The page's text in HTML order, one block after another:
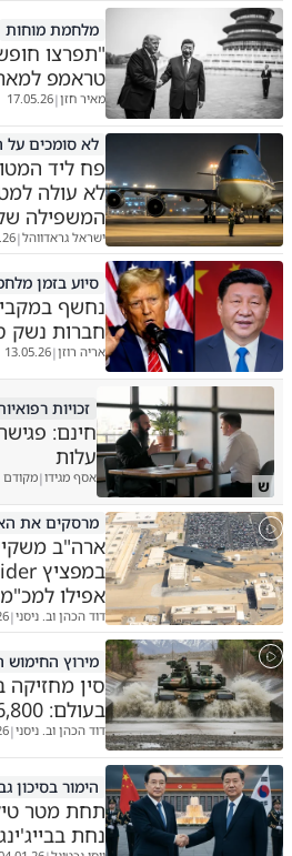
מלחמת מוחות
"תפרצו
טראמפ
מאיר חזן|
17.05.26
לא סומכים על
פח ליד
לא עולה
המשפילה
ישראל גראדווהל|
סיוע בזמן
נחשף
חברות נשק
אריה רוזן|
13.05.26
ש
זכויות
חינם:
עלות
אסף מגידו|מקודם
מרסקים את
אפילו
דוד הכהן וב. ניסני|
מירוץ החימוש
סין מחזיקה
בעולם: 6,800 משוריינים מתקדמים
דוד הכהן וב. ניסני|
הימור בסיכון
תחת מטר
נחת